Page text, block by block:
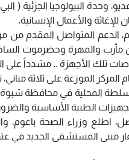
وحدة البيولوجيا الجزئية (
والأعمال الإنسانية.
الدعم المتواصل المقدم
والمهرة وحضرموت
تلك الأجهزة .. مشدداً
السلطة المحلية في محافظة
الطبية الأساسية
اطلع وزراء الصحة باعوم،
مبنى المستشفى الجديد في